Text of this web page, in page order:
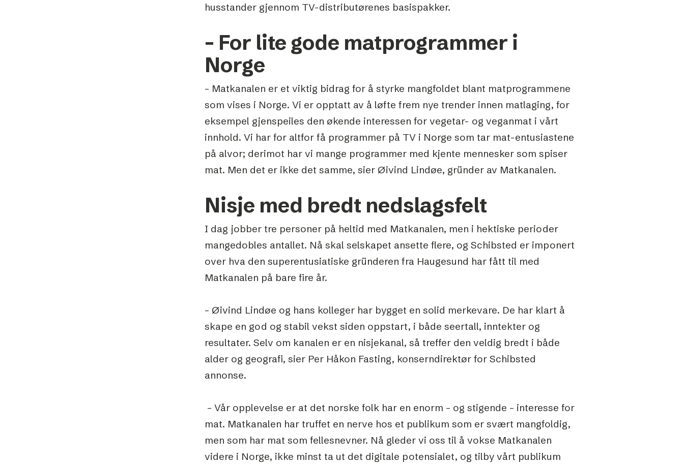
husstander gjennom TV-distributørenes basispakker.
– For lite gode matprogrammer i
Norge
– Matkanalen er et viktig bidrag for å styrke mangfoldet blant matprogrammene
som vises i Norge. Vi er opptatt av å løfte frem nye trender innen matlaging, for
eksempel gjenspeiles den økende interessen for vegetar- og veganmat i vårt
innhold. Vi har for altfor få programmer på TV i Norge som tar mat-entusiastene
på alvor; derimot har vi mange programmer med kjente mennesker som spiser
mat. Men det er ikke det samme, sier Øivind Lindøe, gründer av Matkanalen.
Nisje med bredt nedslagsfelt
I dag jobber tre personer på heltid med Matkanalen, men i hektiske perioder
mangedobles antallet. Nå skal selskapet ansette flere, og Schibsted er imponert
over hva den superentusiatiske gründeren fra Haugesund har fått til med
Matkanalen på bare fire år.
– Øivind Lindøe og hans kolleger har bygget en solid merkevare. De har klart å
skape en god og stabil vekst siden oppstart, i både seertall, inntekter og
resultater. Selv om kanalen er en nisjekanal, så treffer den veldig bredt i både
alder og geografi, sier Per Håkon Fasting, konserndirektør for Schibsted
annonse.
– Vår opplevelse er at det norske folk har en enorm – og stigende – interesse for
mat. Matkanalen har truffet en nerve hos et publikum som er svært mangfoldig,
men som har mat som fellesnevner. Nå gleder vi oss til å vokse Matkanalen
videre i Norge, ikke minst ta ut det digitale potensialet, og tilby vårt publikum